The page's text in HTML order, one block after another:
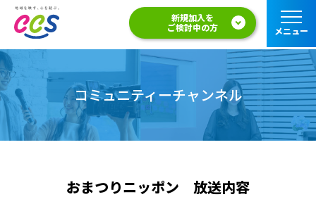
新規加入を
ご検討中の方
メニュー
コミュニティーチャンネル
おまつりニッポン 放送内容